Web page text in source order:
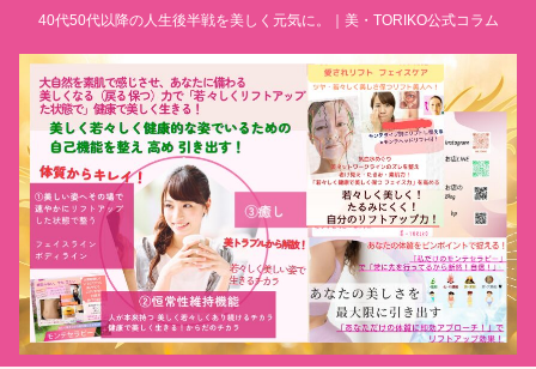
40代50代以降の人生後半戦を美しく元気に。｜美・TORIKO公式コラム